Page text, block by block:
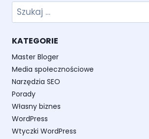
Szukaj:
KATEGORIE
Master Bloger
Media społecznościowe
Narzędzia SEO
Porady
Własny biznes
WordPress
Wtyczki WordPress